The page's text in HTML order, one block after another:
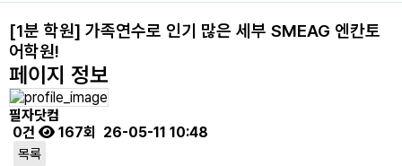
필자닷컴 프리미엄 서비스
필자닷컴 현지 사무실
[1분 학원] 가족연수로 인기 많은 세부 SMEAG 엔칸토
어학원!
페이지 정보
필자닷컴
0건
167회 26-05-11 10:48
목록